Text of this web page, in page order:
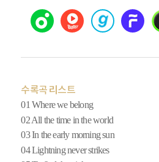
수록곡 리스트
01 Where we belong
02 All the time in the world
03 In the early morning sun
04 Lightning never strikes